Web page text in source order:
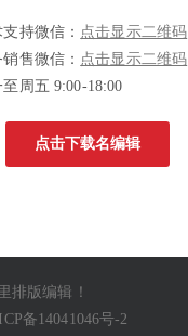
持微信： 点击显示二维码
售微信： 点击显示二维码
至周五 9:00-18:00
点击下载名编辑
排版编辑！
备14041046号-2